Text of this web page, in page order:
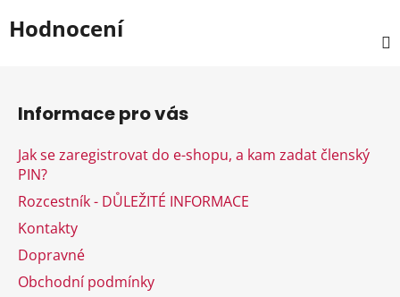
Hodnocení
Informace pro vás
Jak se zaregistrovat do e-shopu, a kam zadat členský
PIN?
Rozcestník - DŮLEŽITÉ INFORMACE
Kontakty
Dopravné
Obchodní podmínky